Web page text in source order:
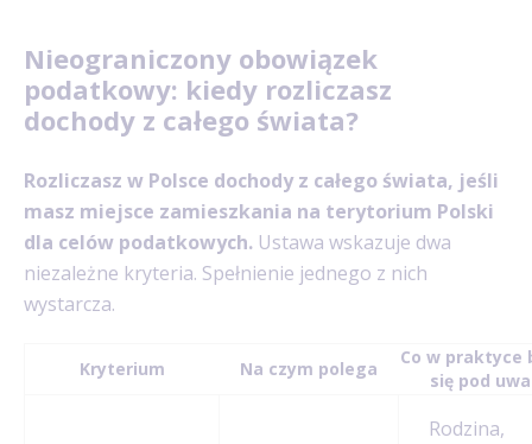
Nieograniczony obowiązek
podatkowy: kiedy rozliczasz
dochody z całego świata?
Rozliczasz w Polsce dochody z całego świata, jeśli
masz miejsce zamieszkania na terytorium Polski
dla celów podatkowych. Ustawa wskazuje dwa
niezależne kryteria. Spełnienie jednego z nich
wystarcza.
Kryterium Na czym polega
Co w praktyce
się pod
Rodzina,